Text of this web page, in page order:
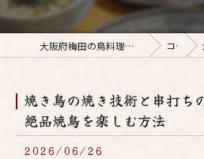
大阪府梅田の鳥料理なら釜焼鳥本舗おやひなや 梅田店 コラム
焼き鳥の焼き技術と串打ち
絶品焼鳥を楽しむ方法
2026/06/26